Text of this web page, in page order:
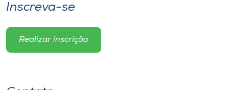
Inscreva-se
Realizar inscrição